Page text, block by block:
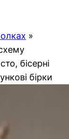
»
бісерні
бірки